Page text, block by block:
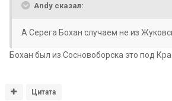
Andy сказал:
А Серега Бохан случаем не из
Бохан был из Сосновоборска это под
Цитата